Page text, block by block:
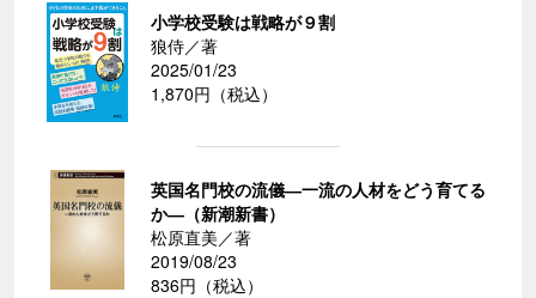
小学校受験は戦略が９割
狼侍／著
2025/01/23
1,870円（税込）
英国名門校の流儀―一流の人材をどう育てる
か―（新潮新書）
松原直美／著
2019/08/23
836円（税込）